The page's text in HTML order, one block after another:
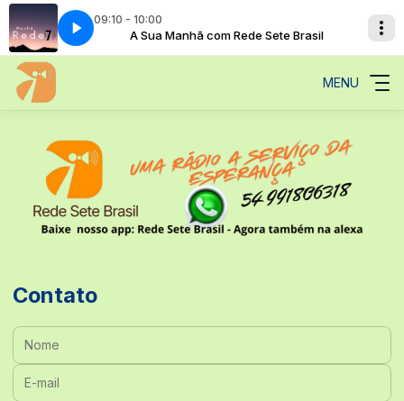
09:10 - 10:00
Brasil A Sua Manhã com Rede Sete Brasil
MENU
Contato
Nome:
E-mail: